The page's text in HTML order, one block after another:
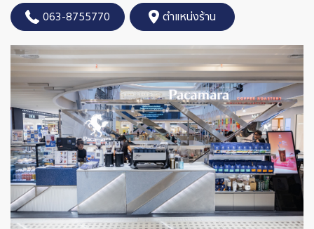
063-8755770 ตำแหน่งร้าน